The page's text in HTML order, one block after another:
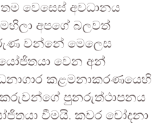
වෙසෙස් අවධානය
අපගේ බලවත්
වන්නේ මෙලෙස
වෙන අන්
කළමනාකරණයෙහි
පුනරුත්ථාපනය
වීමයි. කවර චෝදනා